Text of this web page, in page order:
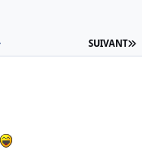
SUIVANT